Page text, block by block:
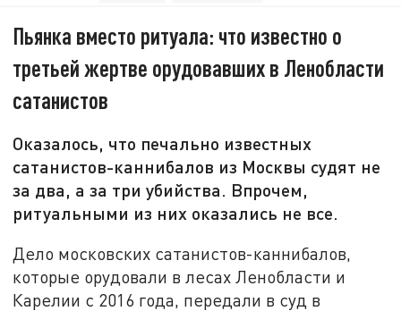
Пьянка вместо ритуала: что известно о
третьей жертве орудовавших в Ленобласти
сатанистов
Оказалось, что печально известных
сатанистов-каннибалов из Москвы судят не
за два, а за три убийства. Впрочем,
ритуальными из них оказались не все.
Дело московских сатанистов-каннибалов,
которые орудовали в лесах Ленобласти и
Карелии с 2016 года, передали в суд в